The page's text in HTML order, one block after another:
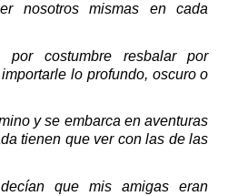
nosotros mismas en cada
por costumbre resbalar por
lo profundo, oscuro o
y se embarca en aventuras
tienen que ver con las de las
que mis amigas eran